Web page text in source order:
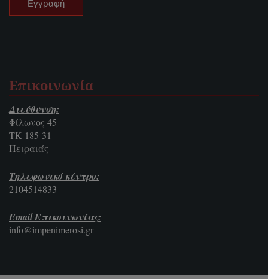
Επικοινωνία
Διεύθυνση:
Φίλωνος 45
ΤΚ 185-31
Πειραιάς
Τηλεφωνικό κέντρο:
2104514833
Email Επικοινωνίας:
info@impenimerosi.gr